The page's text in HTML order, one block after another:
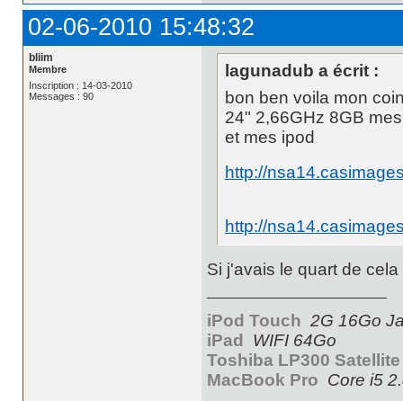
02-06-2010 15:48:32
bliim
Membre
Inscription : 14-03-2010
Messages : 90
lagunadub a écrit :
bon ben voila mon
24" 2,66GHz 8GB
et mes ipod
http://
http://
Si j'avais le quart de
iPod Touch 2G 16Go
iPad WIFI 64Go
Toshiba LP300
MacBook Pro Core i5